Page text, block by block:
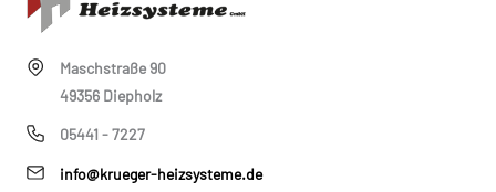
Maschstraße 90
49356 Diepholz
05441 - 7227
info@krueger-heizsysteme.de